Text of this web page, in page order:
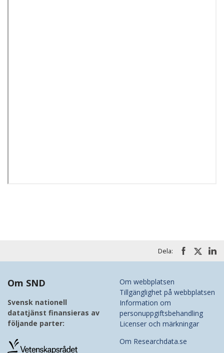
Dela:
Om SND
Svensk nationell
datatjänst finansieras av
följande parter:
Om webbplatsen
Tillgänglighet på webbplatsen
Information om
personuppgiftsbehandling
Licenser och märkningar
Om Researchdata.se